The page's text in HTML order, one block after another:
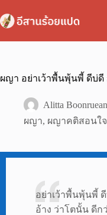
to
content
ผญา อย่าเว้าพื้นพุ้นพี้ ดีบ่ดี
Alitta
ผญา, ผญาคติสอนใจ
อย่าเว้าพื้นพุ้นพี้
อ้าง ว่าโตนั้น ดีก